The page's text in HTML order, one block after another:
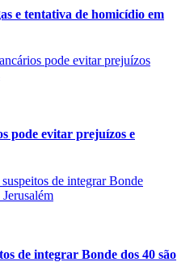
e tentativa de homicídio em
pode evitar prejuízos e
de integrar Bonde dos 40 são